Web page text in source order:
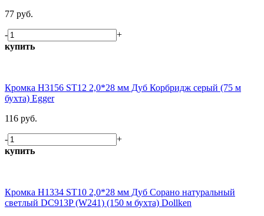
77 руб.
-
+
купить
Кромка H3156 ST12 2,0*28 мм Дуб Корбридж серый (75 м
бухта) Egger
116 руб.
-
+
купить
Кромка H1334 ST10 2,0*28 мм Дуб Сорано натуральный
светлый DC913P (W241) (150 м бухта) Dollken